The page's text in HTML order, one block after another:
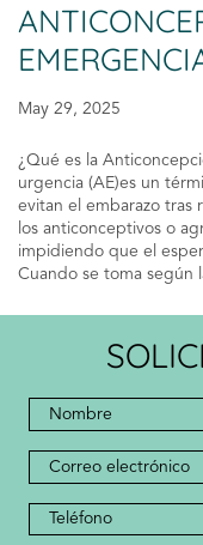
May 29, 2025
¿Qué es la
urgencia (AE)es un
evitan el embarazo tras
los anticonceptivos o
impidiendo que el
Cuando se toma según
Nombre
completo
* *
Dirección
de
correo
electrónico
Número
de